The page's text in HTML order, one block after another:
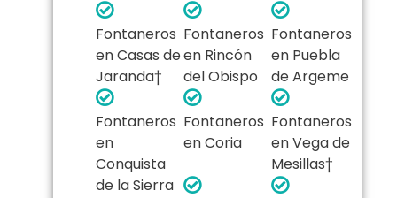
Fontaneros
en Casas de
Jaranda†
Fontaneros
en Rincón
del Obispo
Fontaneros
en Puebla
de Argeme
Fontaneros
en
Conquista
de la Sierra
Fontaneros
en Coria
Fontaneros
en Vega de
Mesillas†